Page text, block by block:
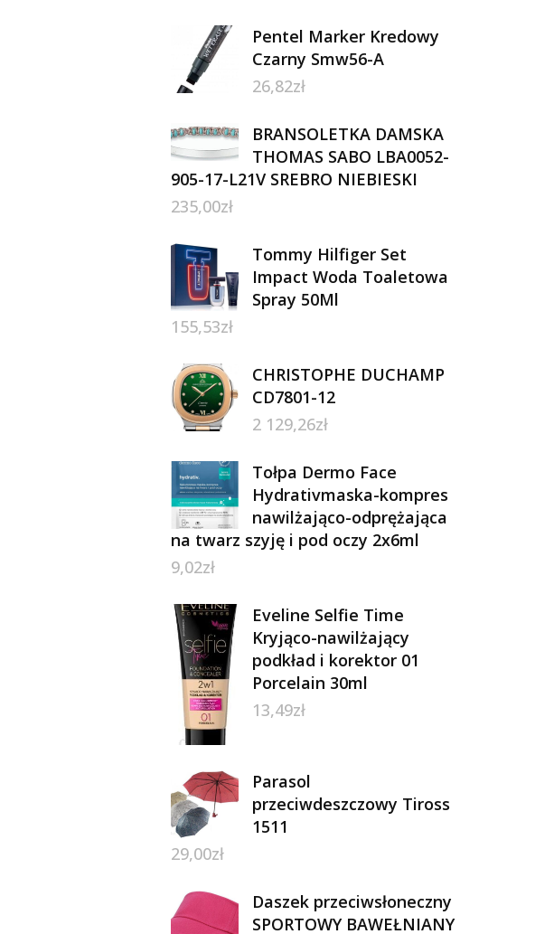
Pentel Marker Kredowy
Czarny Smw56-A
26,82zł
BRANSOLETKA DAMSKA
THOMAS SABO LBA0052-
905-17-L21V SREBRO NIEBIESKI
235,00zł
Tommy Hilfiger Set
Impact Woda Toaletowa
Spray 50Ml
155,53zł
CHRISTOPHE DUCHAMP
CD7801-12
2 129,26zł
Tołpa Dermo Face
Hydrativmaska-kompres
nawilżająco-odprężająca
na twarz szyję i pod oczy 2x6ml
9,02zł
Eveline Selfie Time
Kryjąco-nawilżający
podkład i korektor 01
Porcelain 30ml
13,49zł
Parasol
przeciwdeszczowy Tiross
1511
29,00zł
Daszek przeciwsłoneczny
SPORTOWY BAWEŁNIANY